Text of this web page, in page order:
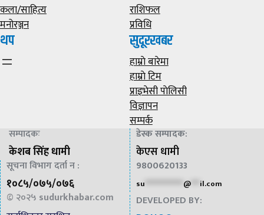
कला/साहित्य
मनोरञ्जन
राशिफल
प्रविधि
थप सुदूरखबर
हाम्राे बारेमा
हाम्राे टिम
प्राइभेसी पाेलिसी
विज्ञापन
सम्पर्क
सम्पादकः
केशब सिंह धामी
डेस्क सम्पादक:
केएस धामी
सूचना विभाग दर्ता न :
१०८५/०७५/०७६
9800620133
su @*** il.com
© २०२५ sudurkhabar.com
DEVELOPED BY: